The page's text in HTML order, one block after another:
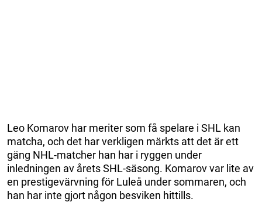
Leo Komarov har meriter som få spelare i SHL kan
matcha, och det har verkligen märkts att det är ett
gäng NHL-matcher han har i ryggen under
inledningen av årets SHL-säsong. Komarov var lite av
en prestigevärvning för Luleå under sommaren, och
han har inte gjort någon besviken hittills.